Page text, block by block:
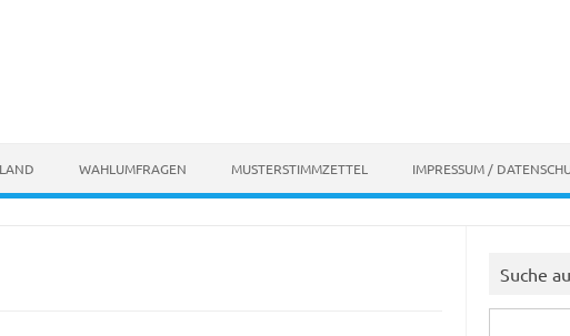
WAHLUMFRAGEN MUSTERSTIMMZETTEL IMPRESSUM /
Suche